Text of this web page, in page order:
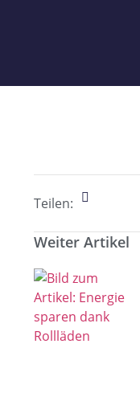
Teilen:
Weiter Artikel